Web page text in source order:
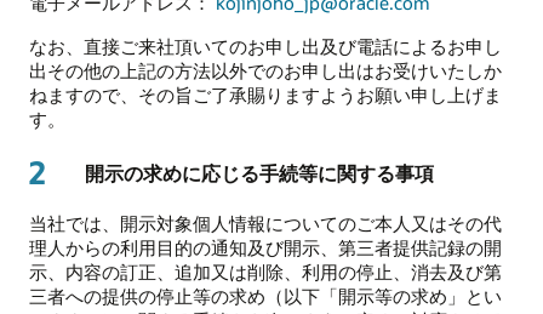
なお、直接ご来社頂いてのお申し出及び電話によるお申し
出その他の上記の方法以外でのお申し出はお受けいたしか
ねますので、その旨ご了承賜りますようお願い申し上げま
す。
2 開示の求めに応じる手続等に関する事項
当社では、開示対象個人情報についてのご本人又はその代
理人からの利用目的の通知及び開示、第三者提供記録の開
示、内容の訂正、追加又は削除、利用の停止、消去及び第
三者への提供の停止等の求め（以下「開示等の求め」とい